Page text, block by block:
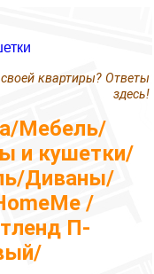
квартиры? Ответы
здесь!
Мебель/
и кушетки/
Диваны/
/
П-